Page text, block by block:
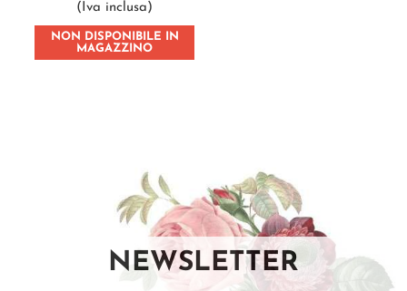
(Iva inclusa)
NON DISPONIBILE IN
MAGAZZINO
NEWSLETTER